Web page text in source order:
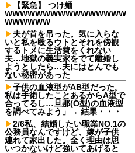
【緊急】 つけ麺
WWWWWWWWWWWWWWWW
WWWWWW
夫が首を吊った。気に入らな
いと私を殴るウトとそれを傍観
するトメに生活費をくれない
夫…地獄の義実家をでて離婚し
ようとしたら…夫にはとんでも
ない秘密があった
子供の血液型がAB型だった。
私は手術したことあるからA型で
合ってるし…旦那(O型)の血液型
を調べてみよう」→ 結果・・・
2/6私、結婚したい職業NO.1の
公務員なんですけど、嫁が子供
連れて家出した。全く理由は思
いつかないけど強いてあげると